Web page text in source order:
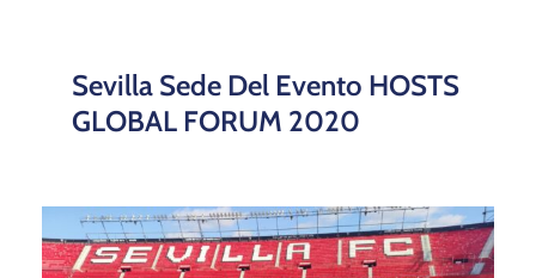
Sevilla Sede Del Evento HOSTS
GLOBAL FORUM 2020